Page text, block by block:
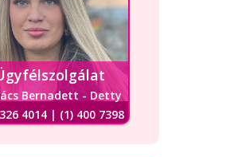
Bernadett - Detty
4014 | (1) 400 7398